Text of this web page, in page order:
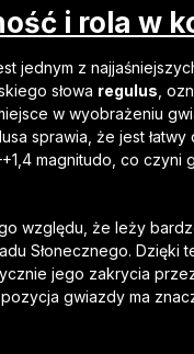
i rola w
jednym z
słowa regulus ,
w wyobrażeniu
sprawia, że jest łatwy
magnitudo, co czyni
względu, że leży
Słonecznego. Dzięki
jego zakrycia
gwiazdy ma